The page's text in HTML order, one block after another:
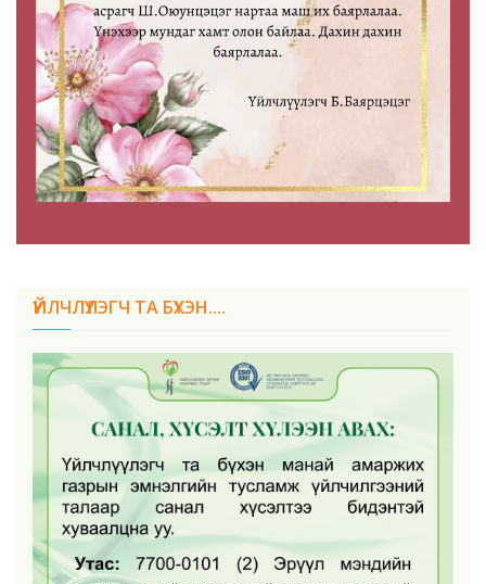
ҮЙЛЧЛҮҮЛЭГЧ ТА БҮХЭН....